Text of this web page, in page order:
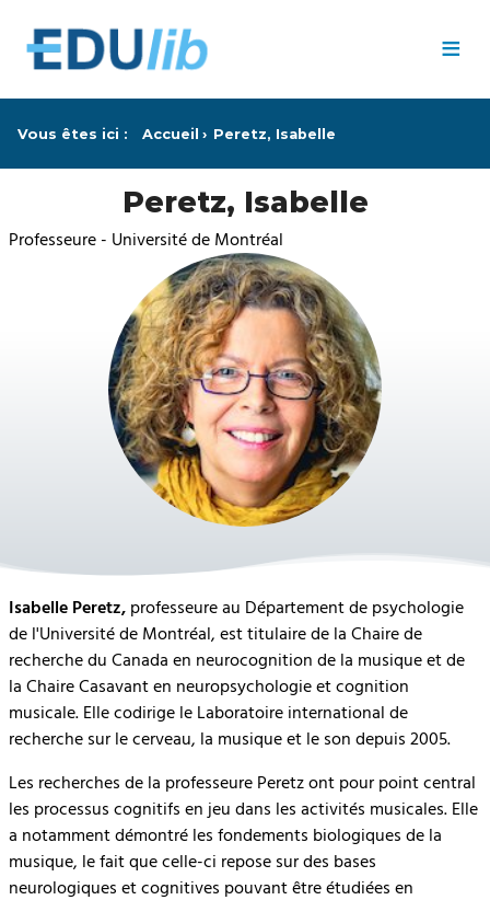
≡
Vous êtes ici : Accueil Peretz, Isabelle
Peretz, Isabelle
Professeure - Université de Montréal
Isabelle Peretz, professeure au Département de psychologie
de l'Université de Montréal, est titulaire de la Chaire de
recherche du Canada en neurocognition de la musique et de
la Chaire Casavant en neuropsychologie et cognition
musicale. Elle codirige le Laboratoire international de
recherche sur le cerveau, la musique et le son depuis 2005.
Les recherches de la professeure Peretz ont pour point central
les processus cognitifs en jeu dans les activités musicales. Elle
a notamment démontré les fondements biologiques de la
musique, le fait que celle-ci repose sur des bases
neurologiques et cognitives pouvant être étudiées en